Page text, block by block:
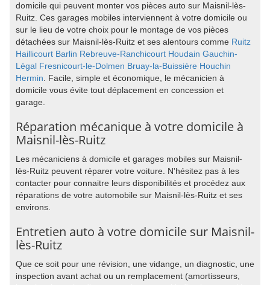
domicile qui peuvent monter vos pièces auto sur Maisnil-lès-
Ruitz. Ces garages mobiles interviennent à votre domicile ou
sur le lieu de votre choix pour le montage de vos pièces
détachées sur Maisnil-lès-Ruitz et ses alentours comme Ruitz
Haillicourt Barlin Rebreuve-Ranchicourt Houdain Gauchin-
Légal Fresnicourt-le-Dolmen Bruay-la-Buissière Houchin
Hermin. Facile, simple et économique, le mécanicien à
domicile vous évite tout déplacement en concession et
garage.
Réparation mécanique à votre domicile à
Maisnil-lès-Ruitz
Les mécaniciens à domicile et garages mobiles sur Maisnil-
lès-Ruitz peuvent réparer votre voiture. N'hésitez pas à les
contacter pour connaitre leurs disponibilités et procédez aux
réparations de votre automobile sur Maisnil-lès-Ruitz et ses
environs.
Entretien auto à votre domicile sur Maisnil-
lès-Ruitz
Que ce soit pour une révision, une vidange, un diagnostic, une
inspection avant achat ou un remplacement (amortisseurs,